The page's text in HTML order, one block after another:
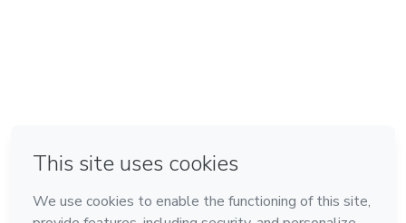
Feito com ❤ em Bogotá